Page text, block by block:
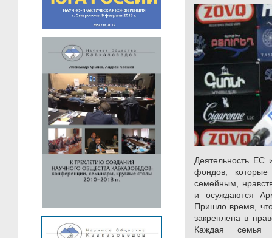
Деятельность ЕС
фондов,
семейным,
и осуждаются
Пришло время,
закреплена в
Каждая семья